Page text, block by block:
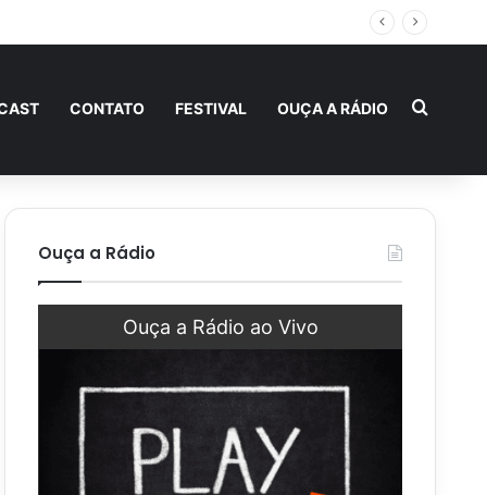
CONTATO FESTIVAL OUÇA A RÁDIO
Ouça a Rádio
Ouça a Rádio ao Vivo